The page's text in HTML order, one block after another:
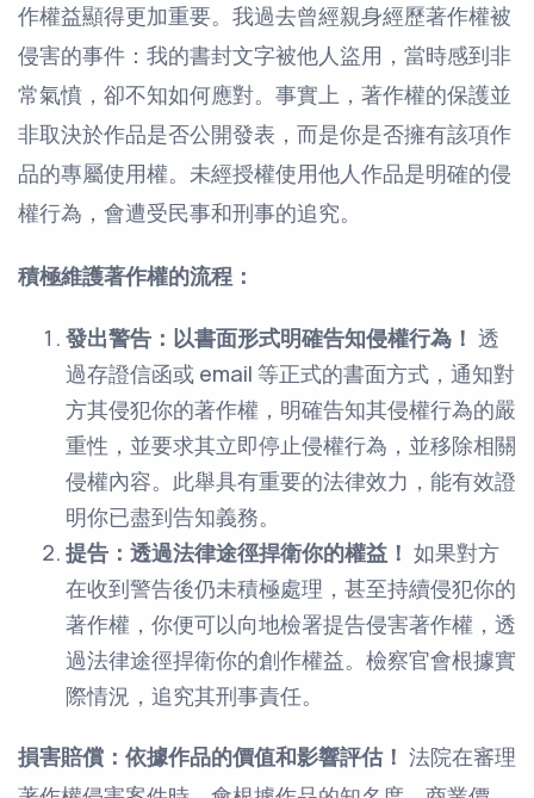
作權益顯得更加重要。我過去曾經親身經歷著作權被
侵害的事件：我的書封文字被他人盜用，當時感到非
常氣憤，卻不知如何應對。事實上，著作權的保護並
非取決於作品是否公開發表，而是你是否擁有該項作
品的專屬使用權。未經授權使用他人作品是明確的侵
權行為，會遭受民事和刑事的追究。
積極維護著作權的流程：
發出警告：以書面形式明確告知侵權行為！ 透
過存證信函或 email 等正式的書面方式，通知對
方其侵犯你的著作權，明確告知其侵權行為的嚴
重性，並要求其立即停止侵權行為，並移除相關
侵權內容。此舉具有重要的法律效力，能有效證
明你已盡到告知義務。
提告：透過法律途徑捍衛你的權益！ 如果對方
在收到警告後仍未積極處理，甚至持續侵犯你的
著作權，你便可以向地檢署提告侵害著作權，透
過法律途徑捍衛你的創作權益。檢察官會根據實
際情況，追究其刑事責任。
損害賠償：依據作品的價值和影響評估！ 法院在審理